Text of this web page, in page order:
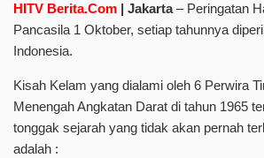
HITV Berita.Com | Jakarta– Peringatan
Pancasila 1 Oktober, setiap tahunnya
Indonesia.
Kisah Kelam yang dialami oleh 6 Perwira
Menengah Angkatan Darat di tahun 1965
tonggak sejarah yang tidak akan pernah
adalah :